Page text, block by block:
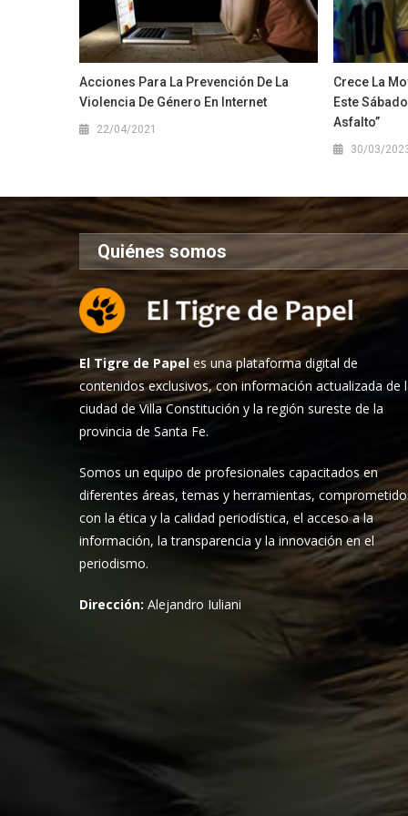
Acciones Para La Prevención De La
Violencia De Género En Internet
22/04/2021
Crece La
Este
Asfalto”
30/03/
Quiénes somos
El Tigre de Papel es una plataforma digital de
contenidos exclusivos, con información actualizada de
ciudad de Villa Constitución y la región sureste de la
provincia de Santa Fe.
Somos un equipo de profesionales capacitados en
diferentes áreas, temas y herramientas,
con la ética y la calidad periodística, el acceso a la
información, la transparencia y la innovación en el
periodismo.
Dirección:Alejandro Iuliani